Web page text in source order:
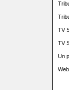
TV
TV
Un
Web